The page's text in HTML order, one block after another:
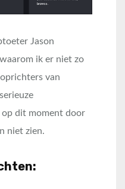
Jason
ik er niet zo
van
op dit moment door
niet zien.